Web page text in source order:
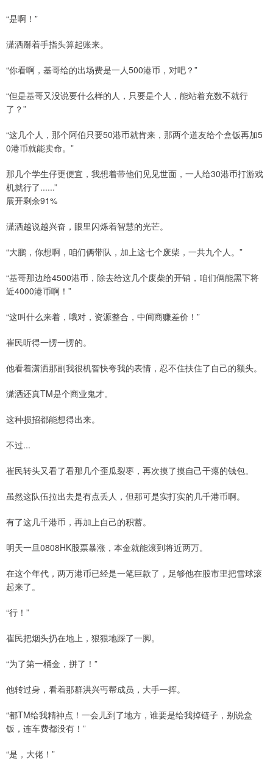
“是啊！”
潇洒掰着手指头算起账来。
“你看啊，基哥给的出场费是一人500港币，对吧？”
“但是基哥又没说要什么样的人，只要是个人，能站着充数不就行
了？”
“这几个人，那个阿伯只要50港币就肯来，那两个道友给个盒饭再加5
0港币就能卖命。”
那几个学生仔更便宜，我想着带他们见见世面，一人给30港币打游戏
机就行了......”
展开剩余91%
潇洒越说越兴奋，眼里闪烁着智慧的光芒。
“大鹏，你想啊，咱们俩带队，加上这七个废柴，一共九个人。”
“基哥那边给4500港币，除去给这几个废柴的开销，咱们俩能黑下将
近4000港币啊！”
“这叫什么来着，哦对，资源整合，中间商赚差价！”
崔民听得一愣一愣的。
他看着潇洒那副我很机智快夸我的表情，忍不住扶住了自己的额头。
潇洒还真TM是个商业鬼才。
这种损招都能想得出来。
不过...
崔民转头又看了看那几个歪瓜裂枣，再次摸了摸自己干瘪的钱包。
虽然这队伍拉出去是有点丢人，但那可是实打实的几千港币啊。
有了这几千港币，再加上自己的积蓄。
明天一旦0808HK股票暴涨，本金就能滚到将近两万。
在这个年代，两万港币已经是一笔巨款了，足够他在股市里把雪球滚
起来了。
“行！”
崔民把烟头扔在地上，狠狠地踩了一脚。
“为了第一桶金，拼了！”
他转过身，看着那群洪兴丐帮成员，大手一挥。
“都TM给我精神点！一会儿到了地方，谁要是给我掉链子，别说盒
饭，连车费都没有！”
“是，大佬！”